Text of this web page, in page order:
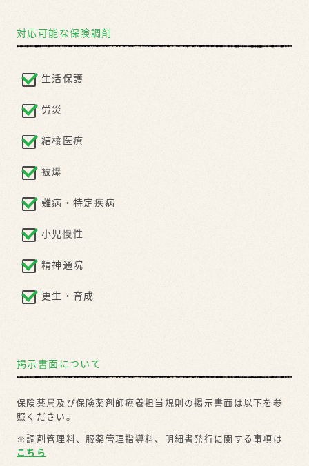
対応可能な保険調剤
掲示書面について
保険薬局及び保険薬剤師療養担当規則の掲示書面は以下を参
照ください。
※調剤管理料、服薬管理指導料、明細書発行に関する事項は
こちら